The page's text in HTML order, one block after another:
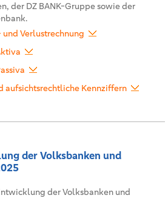
der DZ BANK-Gruppe sowie der
Verlustrechnung
aufsichtsrechtliche Kennziffern
der Volksbanken und
der Volksbanken und